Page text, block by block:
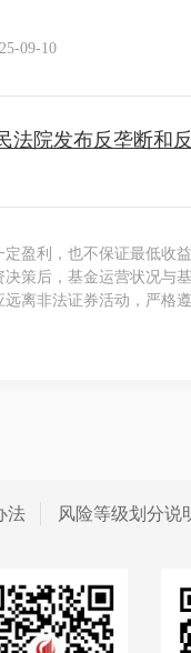
09-10
院发布反垄断和
盈利，也不保证最低收
策后，基金运营状况与
离非法证券活动，严格
法 风险等级划分说